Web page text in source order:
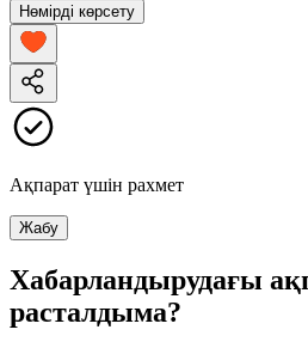
Нөмірді көрсету
Ақпарат үшін рахмет
Жабу
Хабарландырудағы
расталдыма?